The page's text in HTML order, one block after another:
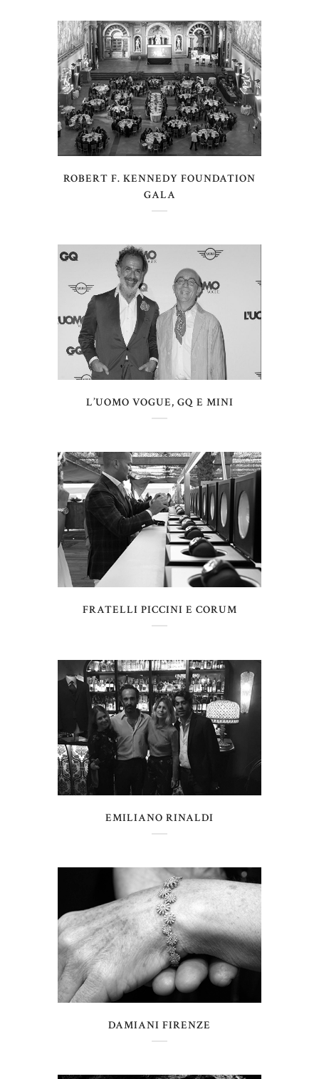
ROBERT F. KENNEDY FOUNDATION
GALA
L’UOMO VOGUE, GQ E MINI
FRATELLI PICCINI E CORUM
EMILIANO RINALDI
DAMIANI FIRENZE